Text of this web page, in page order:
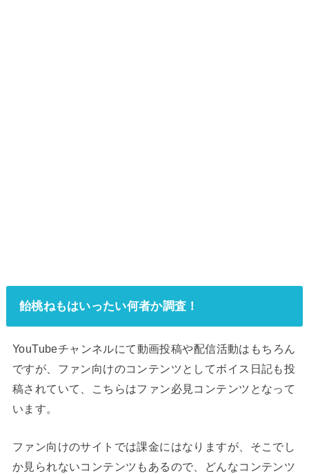
飴桃ねもはいったい何者か調査！
YouTubeチャンネルにて動画投稿や配信活動はもちろん
ですが、ファン向けのコンテンツとしてボイス日記も投
稿されていて、こちらはファン必見コンテンツとなって
います。
ファン向けのサイトでは課金にはなりますが、そこでし
か見られないコンテンツもあるので、どんなコンテンツ